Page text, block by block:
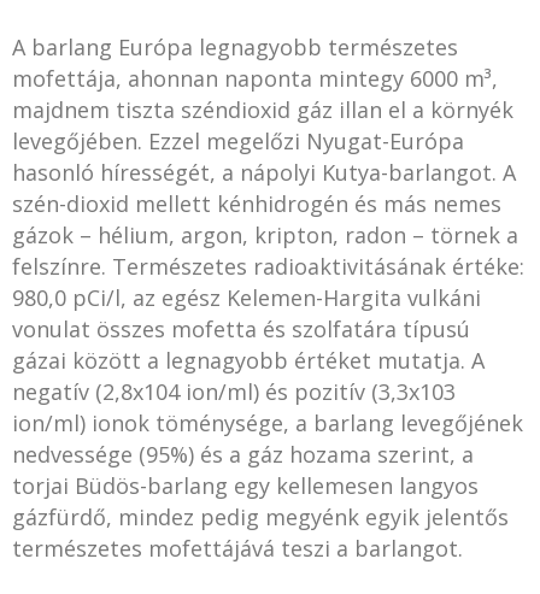
A barlang Európa legnagyobb természetes
mofettája, ahonnan naponta mintegy 6000 m³,
majdnem tiszta széndioxid gáz illan el a környék
levegőjében. Ezzel megelőzi Nyugat-Európa
hasonló hírességét, a nápolyi Kutya-barlangot. A
szén-dioxid mellett kénhidrogén és más nemes
gázok – hélium, argon, kripton, radon – törnek a
felszínre. Természetes radioaktivitásának értéke:
980,0 pCi/l, az egész Kelemen-Hargita vulkáni
vonulat összes mofetta és szolfatára típusú
gázai között a legnagyobb értéket mutatja. A
negatív (2,8x104 ion/ml) és pozitív (3,3x103
ion/ml) ionok töménysége, a barlang levegőjének
nedvessége (95%) és a gáz hozama szerint, a
torjai Büdös-barlang egy kellemesen langyos
gázfürdő, mindez pedig megyénk egyik jelentős
természetes mofettájává teszi a barlangot.